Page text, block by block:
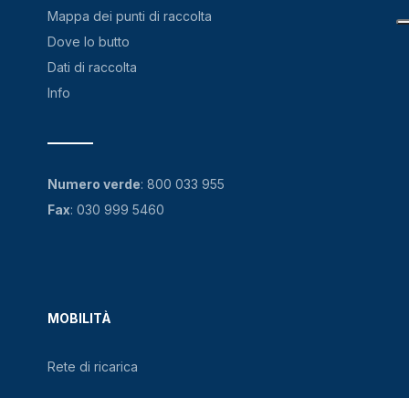
Mappa dei punti di raccolta
Dove lo butto
Dati di raccolta
Info
MOBILITÀ
Rete di ricarica
Numero verde: 800 033 955
Fax: 030 999 5460